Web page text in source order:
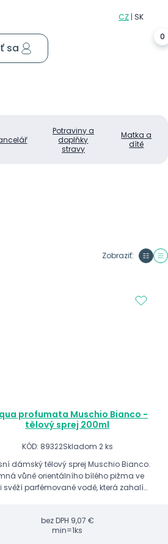
Potraviny a
doplňky
stravy
Matka a
dítě
0
sa
Zobraziť:
profumata Muschio Bianco -
tělový sprej 200ml
KÓD: 89322Skladom 2 ks
dámský tělový sprej Muschio Bianco.
vůně orientálního bílého pižma ve
svěží parfémované vodě, která zahalí
bez DPH 9,07 €
min=1ks